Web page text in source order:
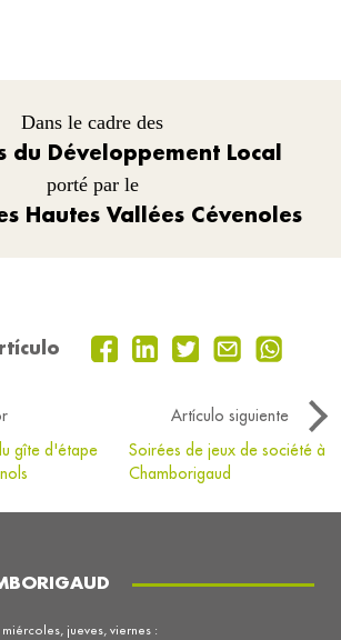
Dans le cadre des
du Développement Local
porté par le
Hautes Vallées Cévenoles
Artículo siguiente
gîte d'étape
Soirées de jeux de société à
Chamborigaud
miércoles, jueves, viernes :